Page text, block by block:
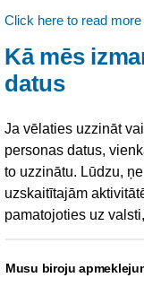
Click here to read more
Kā mēs
datus
Ja vēlaties uzzināt
personas datus,
to uzzinātu. Lūdzu,
uzskaitītajām
pamatojoties uz
Musu biroju